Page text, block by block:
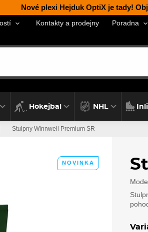
Nové plexi Hejduk OptiX je tady!
Kontakty a prodejny Poradna
Hokejbal NHL
Stulpny Winnwell Premium SR
NOVINKA